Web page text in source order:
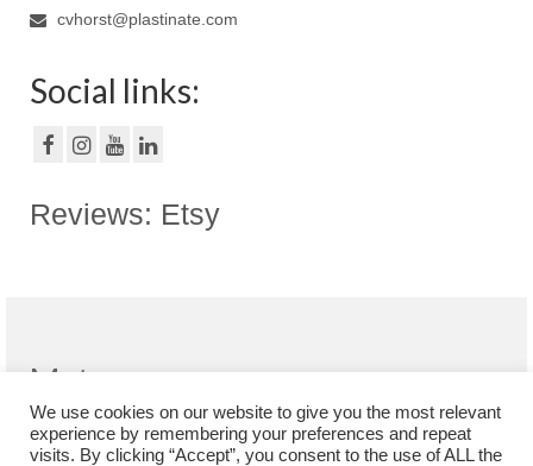
cvhorst@plastinate.com
Social links:
Reviews: Etsy
Meta
Registrieren
Anmelden
We use cookies on our website to give you the most relevant
experience by remembering your preferences and repeat
visits. By clicking “Accept”, you consent to the use of ALL the